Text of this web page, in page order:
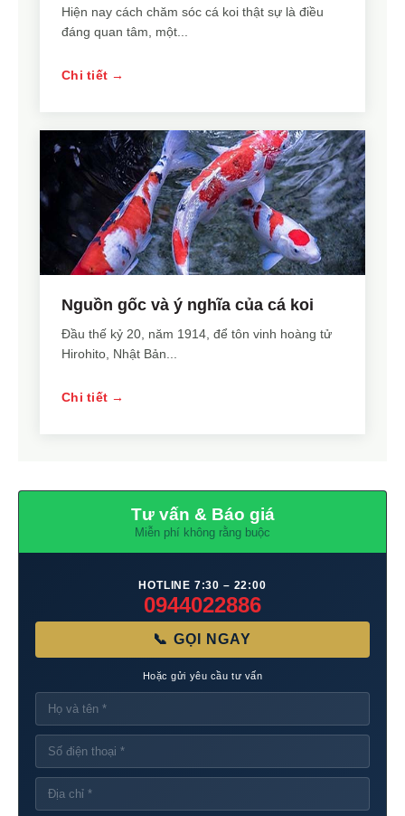
Hiện nay cách chăm sóc cá koi thật sự là điều
đáng quan tâm, một...
Chi tiết →
Nguồn gốc và ý nghĩa của cá koi
Đầu thế kỷ 20, năm 1914, để tôn vinh hoàng tử
Hirohito, Nhật Bản...
Chi tiết →
Tư vấn & Báo giá
Miễn phí không rằng buộc
HOTLINE 7:30 – 22:00
0944022886
📞 GỌI NGAY
Hoặc gửi yêu cầu tư vấn